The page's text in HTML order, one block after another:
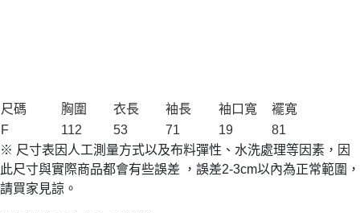
尺碼 胸圍 衣長 袖長 袖口寬
襬寬
F
112 53 71 19
81
※ 尺寸表因人工測量方式以及布料彈性、水洗處理等因素，因
此尺寸與實際商品都會有些誤差 ，誤差2-3cm以內為正常範圍，
請買家見諒。